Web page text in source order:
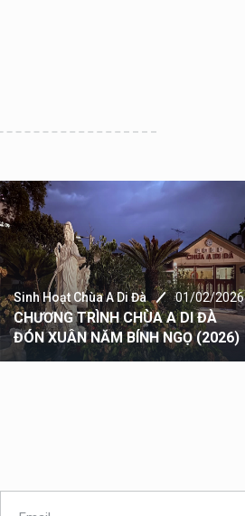
Sinh Hoạt Chùa A Di Đà 01/02/2026
CHƯƠNG TRÌNH CHÙA A DI ĐÀ
ĐÓN XUÂN NĂM BÍNH NGỌ (2026)